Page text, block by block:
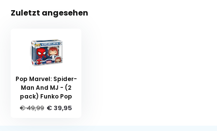
Zuletzt angesehen
Pop Marvel: Spider-
Man And MJ - (2
pack) Funko Pop
€ 49,99 € 39,95